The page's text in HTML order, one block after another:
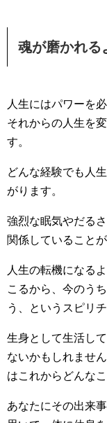
魂が磨かれる
人生にはパワーを
それからの人生を
す。
どんな経験でも人
がります。
強烈な眠気やだる
関係していること
人生の転機になる
こるから、今のう
う、というスピリ
生身として生活し
ないかもしれませ
はこれからどんな
あなたにその出来